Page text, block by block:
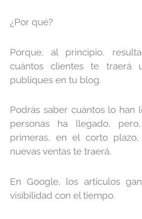
¿Por qué?
Porque, al principio,
cuántos clientes te traerá
publiques en tu blog.
Podrás saber cuántos lo han
personas ha llegado,
primeras, en el corto
nuevas ventas te traerá.
En Google, los artículos
visibilidad con el tiempo.